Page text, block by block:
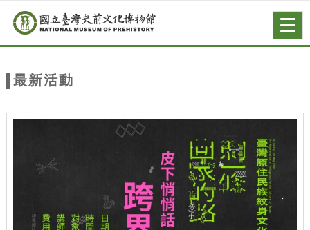
站
主
跳到主要內容
網站導覽
最新活動